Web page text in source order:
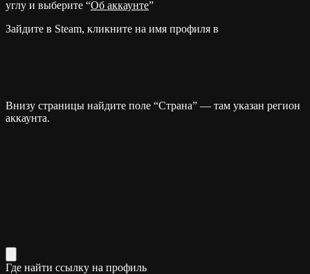
углу и выберите “Об аккаунте”
Зайдите в Steam, кликните на имя профиля в
Внизу страницы найдите поле “Страна” — там указан регион
аккаунта.
Где найти ссылку на профиль